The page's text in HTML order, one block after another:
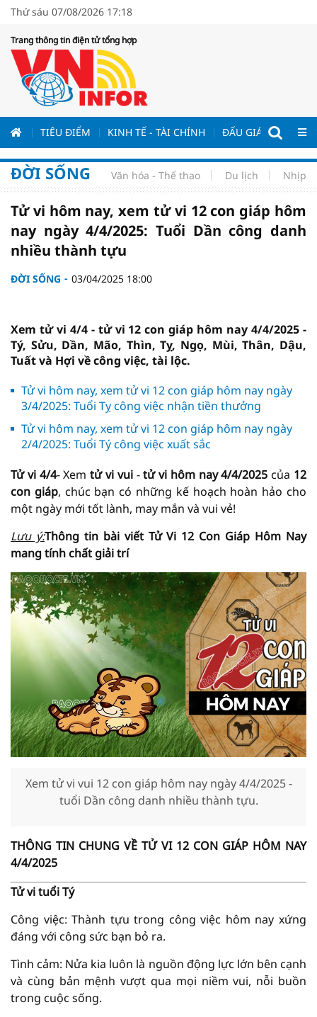
Thứ sáu 07/08/2026 17:18
Trang thông tin điện tử tổng hợp
TIÊU ĐIỂM KINH TẾ - TÀI CHÍNH ĐẤU GIÁ - ĐẤU
ĐỜI SỐNG Văn hóa - Thể thao Du lịch Nhịp
Tử vi hôm nay, xem tử vi 12 con giáp hôm
nay ngày 4/4/2025: Tuổi Dần công danh
nhiều thành tựu
ĐỜI SỐNG 03/04/2025 18:00
Xem tử vi 4/4 - tử vi 12 con giáp hôm nay 4/4/2025 -
Tý, Sửu, Dần, Mão, Thìn, Tỵ, Ngọ, Mùi, Thân, Dậu,
Tuất và Hợi về công việc, tài lộc.
Tử vi hôm nay, xem tử vi 12 con giáp hôm nay ngày
3/4/2025: Tuổi Tỵ công việc nhận tiền thưởng
Tử vi hôm nay, xem tử vi 12 con giáp hôm nay ngày
2/4/2025: Tuổi Tý công việc xuất sắc
Tử vi 4/4- Xemtử vi vui -tử vi hôm nay 4/4/2025 của 12
con giáp, chúc bạn có những kế hoạch hoàn hảo cho
một ngày mới tốt lành, may mắn và vui vẻ!
Lưu ý:Thông tin bài viết Tử Vi 12 Con Giáp Hôm Nay
mang tính chất giải trí
Xem tử vi vui 12 con giáp hôm nay ngày 4/4/2025 -
tuổi Dần công danh nhiều thành tựu.
THÔNG TIN CHUNG VỀ TỬ VI 12 CON GIÁP HÔM NAY
4/4/2025
Tử vi tuổi Tý
Công việc: Thành tựu trong công việc hôm nay xứng
đáng với công sức bạn bỏ ra.
Tình cảm: Nửa kia luôn là nguồn động lực lớn bên cạnh
và cùng bản mệnh vượt qua mọi niềm vui, nỗi buồn
trong cuộc sống.